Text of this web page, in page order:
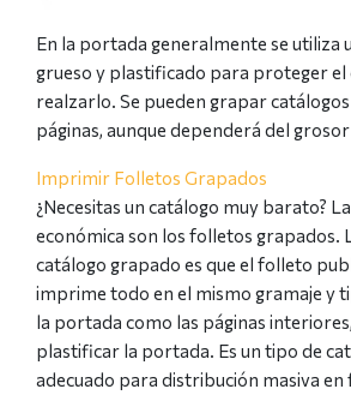
En la portada generalmente se utiliza
grueso y plastificado para proteger el
realzarlo. Se pueden grapar catálogos
páginas, aunque dependerá del
Imprimir Folletos Grapados
¿Necesitas un catálogo muy barato?
económica son los folletos grapados.
catálogo grapado es que el folleto
imprime todo en el mismo gramaje y
la portada como las páginas
plastificar la portada. Es un tipo de
adecuado para distribución masiva en